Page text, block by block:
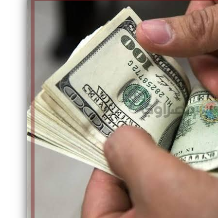
إلهام شرشر تكتب: دي مبقتش كورة..
دي سياسة
الكاتبة إلهام شرشر تهنئ الرئيس
السيسي بعيد ميلاده وتُشيد بجهوده
في بناء الدولة